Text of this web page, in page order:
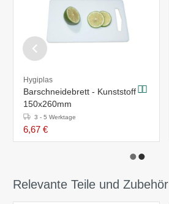
Hygiplas
Barschneidebrett - Kunststoff -
150x260mm
3 - 5 Werktage
6,67 €
Relevante Teile und Zubehör